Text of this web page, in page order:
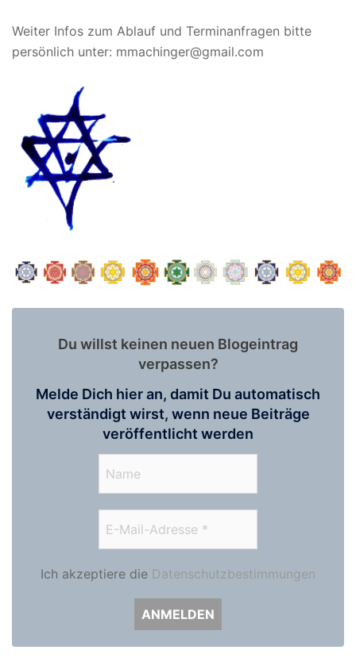
Weiter Infos zum Ablauf und Terminanfragen bitte
persönlich unter: mmachinger@gmail.com
Du willst keinen neuen Blogeintrag
verpassen?
Melde Dich hier an, damit Du automatisch
verständigt wirst, wenn neue Beiträge
veröffentlicht werden
Ich akzeptiere die Datenschutzbestimmungen